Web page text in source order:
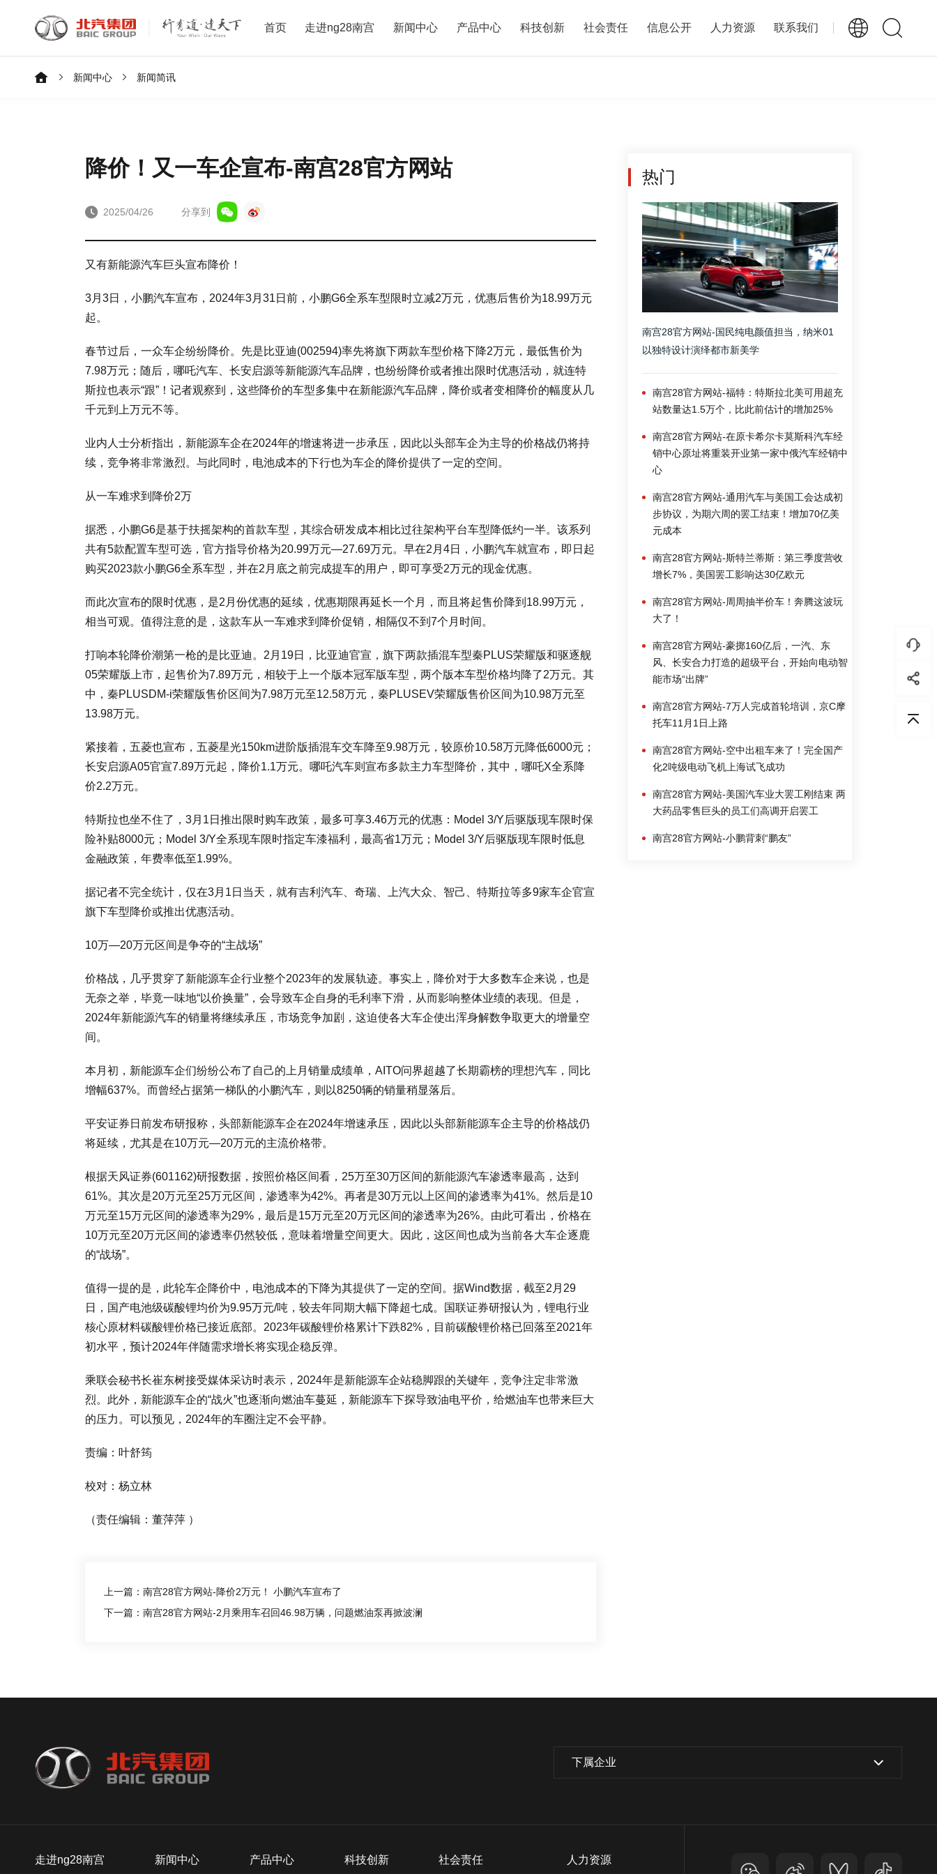
首页 走进ng28南宫 新闻中心 产品中心 科技创新 社会责任 信息公开 人力资源 联系我们
新闻中心 新闻简讯
降价！又一车企宣布-南宫28官方网站
2025/04/26 分享到
又有新能源汽车巨头宣布降价！
3月3日，小鹏汽车宣布，2024年3月31日前，小鹏G6全系车型限时立减2万元，优惠后售价为18.99万元
起。
春节过后，一众车企纷纷降价。先是比亚迪(002594)率先将旗下两款车型价格下降2万元，最低售价为
7.98万元；随后，哪吒汽车、长安启源等新能源汽车品牌，也纷纷降价或者推出限时优惠活动，就连特
斯拉也表示“跟”！记者观察到，这些降价的车型多集中在新能源汽车品牌，降价或者变相降价的幅度从几
千元到上万元不等。
业内人士分析指出，新能源车企在2024年的增速将进一步承压，因此以头部车企为主导的价格战仍将持
续，竞争将非常激烈。与此同时，电池成本的下行也为车企的降价提供了一定的空间。
从一车难求到降价2万
据悉，小鹏G6是基于扶摇架构的首款车型，其综合研发成本相比过往架构平台车型降低约一半。该系列
共有5款配置车型可选，官方指导价格为20.99万元—27.69万元。早在2月4日，小鹏汽车就宣布，即日起
购买2023款小鹏G6全系车型，并在2月底之前完成提车的用户，即可享受2万元的现金优惠。
而此次宣布的限时优惠，是2月份优惠的延续，优惠期限再延长一个月，而且将起售价降到18.99万元，
相当可观。值得注意的是，这款车从一车难求到降价促销，相隔仅不到7个月时间。
打响本轮降价潮第一枪的是比亚迪。2月19日，比亚迪官宣，旗下两款插混车型秦PLUS荣耀版和驱逐舰
05荣耀版上市，起售价为7.89万元，相较于上一个版本冠军版车型，两个版本车型价格均降了2万元。其
中，秦PLUSDM-i荣耀版售价区间为7.98万元至12.58万元，秦PLUSEV荣耀版售价区间为10.98万元至
13.98万元。
紧接着，五菱也宣布，五菱星光150km进阶版插混车交车降至9.98万元，较原价10.58万元降低6000元；
长安启源A05官宣7.89万元起，降价1.1万元。哪吒汽车则宣布多款主力车型降价，其中，哪吒X全系降
价2.2万元。
特斯拉也坐不住了，3月1日推出限时购车政策，最多可享3.46万元的优惠：Model 3/Y后驱版现车限时保
险补贴8000元；Model 3/Y全系现车限时指定车漆福利，最高省1万元；Model 3/Y后驱版现车限时低息
金融政策，年费率低至1.99%。
据记者不完全统计，仅在3月1日当天，就有吉利汽车、奇瑞、上汽大众、智己、特斯拉等多9家车企官宣
旗下车型降价或推出优惠活动。
10万—20万元区间是争夺的“主战场”
价格战，几乎贯穿了新能源车企行业整个2023年的发展轨迹。事实上，降价对于大多数车企来说，也是
无奈之举，毕竟一味地“以价换量”，会导致车企自身的毛利率下滑，从而影响整体业绩的表现。但是，
2024年新能源汽车的销量将继续承压，市场竞争加剧，这迫使各大车企使出浑身解数争取更大的增量空
间。
本月初，新能源车企们纷纷公布了自己的上月销量成绩单，AITO问界超越了长期霸榜的理想汽车，同比
增幅637%。而曾经占据第一梯队的小鹏汽车，则以8250辆的销量稍显落后。
平安证券日前发布研报称，头部新能源车企在2024年增速承压，因此以头部新能源车企主导的价格战仍
将延续，尤其是在10万元—20万元的主流价格带。
根据天风证券(601162)研报数据，按照价格区间看，25万至30万区间的新能源汽车渗透率最高，达到
61%。其次是20万元至25万元区间，渗透率为42%。再者是30万元以上区间的渗透率为41%。然后是10
万元至15万元区间的渗透率为29%，最后是15万元至20万元区间的渗透率为26%。由此可看出，价格在
10万元至20万元区间的渗透率仍然较低，意味着增量空间更大。因此，这区间也成为当前各大车企逐鹿
的“战场”。
值得一提的是，此轮车企降价中，电池成本的下降为其提供了一定的空间。据Wind数据，截至2月29
日，国产电池级碳酸锂均价为9.95万元/吨，较去年同期大幅下降超七成。国联证券研报认为，锂电行业
核心原材料碳酸锂价格已接近底部。2023年碳酸锂价格累计下跌82%，目前碳酸锂价格已回落至2021年
初水平，预计2024年伴随需求增长将实现企稳反弹。
乘联会秘书长崔东树接受媒体采访时表示，2024年是新能源车企站稳脚跟的关键年，竞争注定非常激
烈。此外，新能源车企的“战火”也逐渐向燃油车蔓延，新能源车下探导致油电平价，给燃油车也带来巨大
的压力。可以预见，2024年的车圈注定不会平静。
责编：叶舒筠
校对：杨立林
（责任编辑：董萍萍 ）
上一篇：南宫28官方网站-降价2万元！ 小鹏汽车宣布了
下一篇：南宫28官方网站-2月乘用车召回46.98万辆，问题燃油泵再掀波澜
热门
南宫28官方网站-国民纯电颜值担当，纳米01
以独特设计演绎都市新美学
南宫28官方网站-福特：特斯拉北美可用超充
站数量达1.5万个，比此前估计的增加25%
南宫28官方网站-在原卡希尔卡莫斯科汽车经
销中心原址将重装开业第一家中俄汽车经销中
心
南宫28官方网站-通用汽车与美国工会达成初
步协议，为期六周的罢工结束！增加70亿美
元成本
南宫28官方网站-斯特兰蒂斯：第三季度营收
增长7%，美国罢工影响达30亿欧元
南宫28官方网站-周周抽半价车！奔腾这波玩
大了！
南宫28官方网站-豪掷160亿后，一汽、东
风、长安合力打造的超级平台，开始向电动智
能市场“出牌”
南宫28官方网站-7万人完成首轮培训，京C摩
托车11月1日上路
南宫28官方网站-空中出租车来了！完全国产
化2吨级电动飞机上海试飞成功
南宫28官方网站-美国汽车业大罢工刚结束 两
大药品零售巨头的员工们高调开启罢工
南宫28官方网站-小鹏背刺“鹏友”
下属企业
走进ng28南宫 新闻中心 产品中心 科技创新 社会责任 人力资源